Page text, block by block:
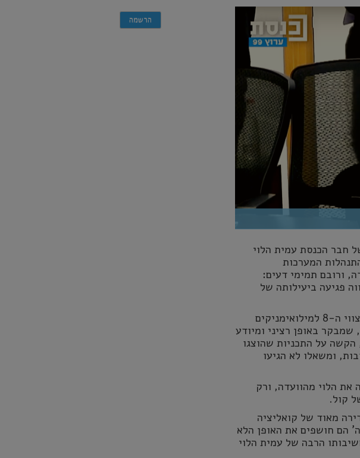
חבר הכנסת עמית הלוי
המערכות
ורובם תמימי דעים:
פגיעה ביעילותה של
הדיון אתמול בנוכחות שר הביטחון נועד לאשר את הארכת צווי ה-8 למילואימניקים
באופן רציני ומיודע
על התכניות שהוצגו
ומשאלו לא הגיעו
הלוי מהוועדה, ורק
.
מאוד של קואליציה
הם חושפים את האופן הלא
הרבה של עמית הלוי